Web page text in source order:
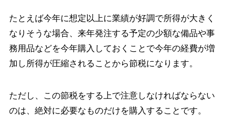
たとえば今年に想定以上に業績が好調で所得が大きく
なりそうな場合、来年発注する予定の少額な備品や事
務用品などを今年購入しておくことで今年の経費が増
加し所得が圧縮されることから節税になります。
ただし、この節税をする上で注意しなければならない
のは、絶対に必要なものだけを購入することです。